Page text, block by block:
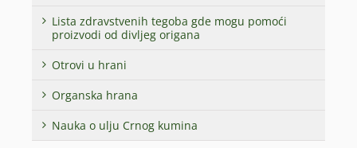
Lista zdravstvenih tegoba gde mogu pomoći
proizvodi od divljeg origana
Otrovi u hrani
Organska hrana
Nauka o ulju Crnog kumina